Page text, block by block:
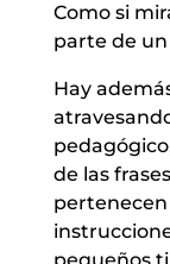
Como si
parte de
Hay
de las